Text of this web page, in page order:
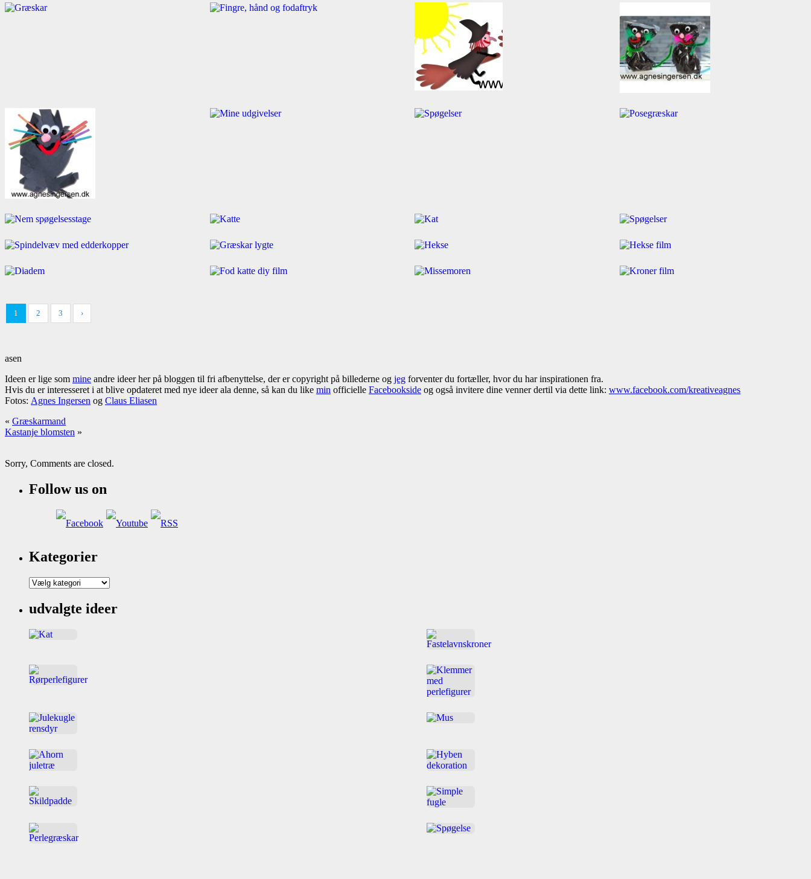
1 2 3 ›
asen
Ideen er lige som mine andre ideer her på bloggen til fri afbenyttelse, der er copyright på billederne og jeg forventer du fortæller, hvor du har inspirationen fra.
Hvis du er interesseret i at blive opdateret med nye ideer ala denne, så kan du like min officielle Facebookside og også invitere dine venner dertil via dette link: www.facebook.com/kreativeagnes
Fotos: Agnes Ingersen og Claus Eliasen
« Græskarmand
Kastanje blomsten »
Sorry, Comments are closed.
Follow us on
Kategorier
Kategorier
udvalgte ideer